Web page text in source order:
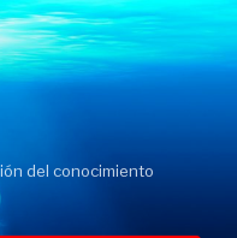
del conocimiento